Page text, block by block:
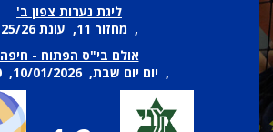
ליגת נערות צפון ב'
, מחזור 11, עונת 25/26
אולם בי"ס הפתוח - חיפה
, יום יום שבת, 10/01/2026, 11:00